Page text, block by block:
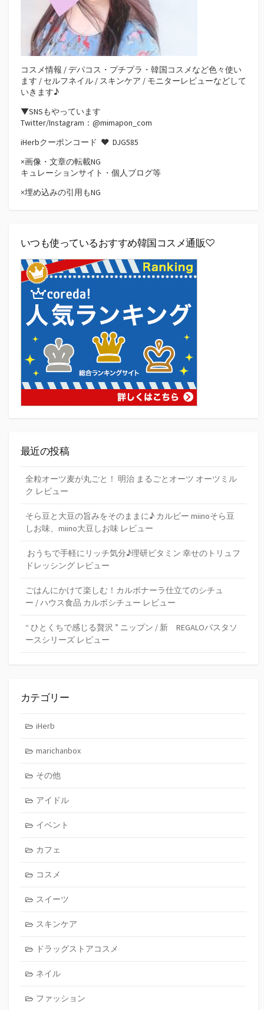
コスメ情報 / デパコス・プチプラ・韓国コスメなど色々使い
ます / セルフネイル / スキンケア / モニターレビューなどして
いきます♪
▼SNSもやっています
Twitter/Instagram：@mimapon_com
iHerbクーポンコード ♥ DJG585
×画像・文章の転載NG
キュレーションサイト・個人ブログ等
×埋め込みの引用もNG
いつも使っているおすすめ韓国コスメ通販♡
最近の投稿
全粒オーツ麦が丸ごと！ 明治 まるごとオーツ オーツミル
ク レビュー
そら豆と大豆の旨みをそのままに♪ カルビー miinoそら豆
しお味、miino大豆しお味 レビュー
おうちで手軽にリッチ気分♪理研ビタミン 幸せのトリュフ
ドレッシング レビュー
ごはんにかけて楽しむ！カルボナーラ仕立てのシチュ
ー / ハウス食品 カルボシチュー レビュー
“ ひとくちで感じる贅沢 ” ニップン / 新 REGALOパスタソ
ースシリーズ レビュー
カテゴリー
iHerb
marichanbox
その他
アイドル
イベント
カフェ
コスメ
スイーツ
スキンケア
ドラッグストアコスメ
ネイル
ファッション